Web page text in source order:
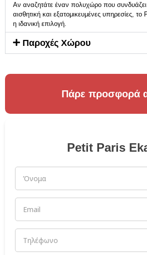
Αν αναζητάτε έναν πολυχώρο που συνδυάζει
αισθητική και εξατομικευμένες υπηρεσίες,
η ιδανική επιλογή.
Παροχές Χώρου
Πάρε προσφορά
Petit Paris